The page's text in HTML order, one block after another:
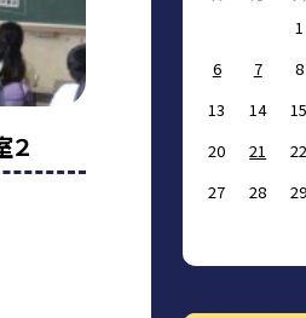
1
6
7 8
13
14 15
20
21 22
27
28 29